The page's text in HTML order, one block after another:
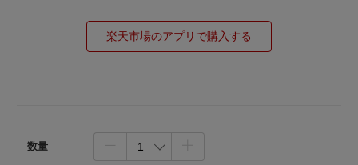
楽天市場のアプリで購入する
数量